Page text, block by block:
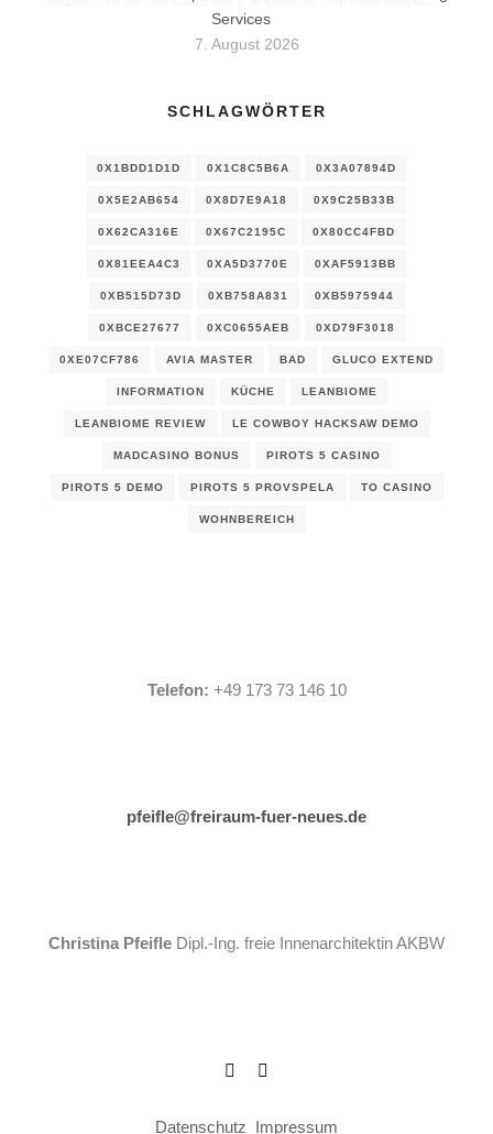
Services
7. August 2026
SCHLAGWÖRTER
0X1BDD1D1D 0X1C8C5B6A 0X3A07894D
0X5E2AB654 0X8D7E9A18 0X9C25B33B
0X62CA316E 0X67C2195C 0X80CC4FBD
0X81EEA4C3 0XA5D3770E 0XAF5913BB
0XB515D73D 0XB758A831 0XB5975944
0XBCE27677 0XC0655AEB 0XD79F3018
0XE07CF786 AVIA MASTER BAD GLUCO EXTEND
INFORMATION KÜCHE LEANBIOME
LEANBIOME REVIEW LE COWBOY HACKSAW DEMO
MADCASINO BONUS PIROTS 5 CASINO
PIROTS 5 DEMO PIROTS 5 PROVSPELA TO CASINO
WOHNBEREICH
Telefon: +49 173 73 146 10
pfeifle@freiraum-fuer-neues.de
Christina Pfeifle Dipl.-Ing. freie Innenarchitektin AKBW
Datenschutz Impressum